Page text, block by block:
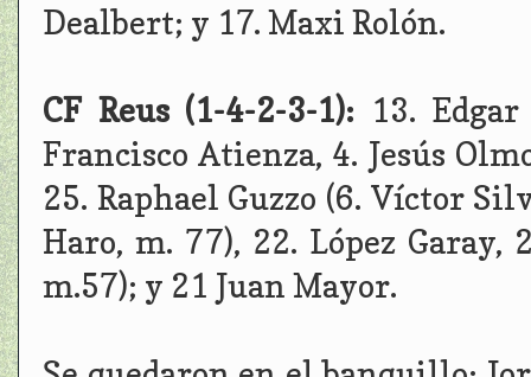
Dealbert; y 17. Maxi Rolón.
CF Reus (1-4-2-3-1): 13.
Francisco Atienza, 4. Jesús
25. Raphael Guzzo (6. Víctor
Haro, m. 77), 22. López Garay,
m.57); y 21 Juan Mayor.